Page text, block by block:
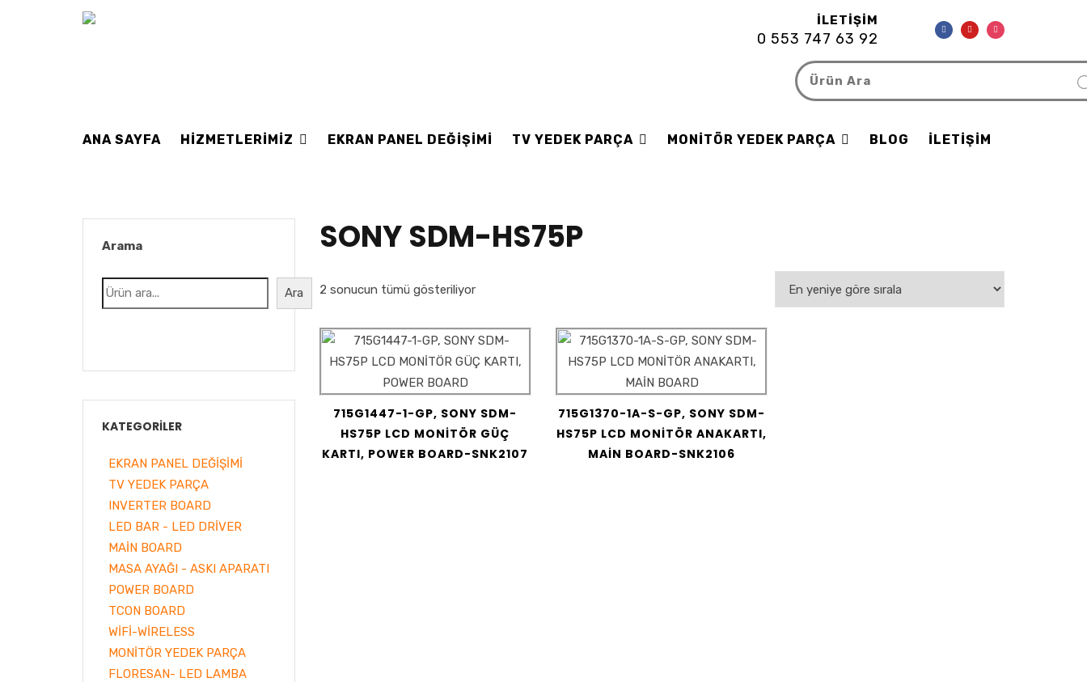
İLETIŞIM
0 553 747 63 92
ANA SAYFA HIZMETLERIMIZ EKRAN PANEL DEĞİŞİMİ TV YEDEK PARÇA MONİTÖR YEDEK PARÇA BLOG İLETIŞIM
SONY SDM-HS75P
2 sonucun tümü gösteriliyor
715G1447-1-GP, SONY SDM-
HS75P LCD MONİTÖR GÜÇ
KARTI, POWER BOARD-SNK2107
715G1370-1A-S-GP, SONY SDM-
HS75P LCD MONİTÖR ANAKARTI,
MAİN BOARD-SNK2106
Arama
Ara
KATEGORILER
EKRAN PANEL DEĞİŞİMİ
TV YEDEK PARÇA
INVERTER BOARD
LED BAR - LED DRİVER
MAİN BOARD
MASA AYAĞI - ASKI APARATI
POWER BOARD
TCON BOARD
WİFİ-WİRELESS
MONİTÖR YEDEK PARÇA
FLORESAN- LED LAMBA